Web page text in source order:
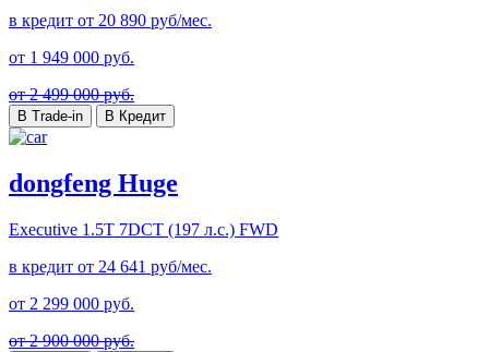
в кредит от 20 890 руб/мес.
от 1 949 000 руб.
от 2 499 000 руб.
В Trade-in В Кредит
dongfeng Huge
Executive 1.5T 7DCT (197 л.с.) FWD
в кредит от 24 641 руб/мес.
от 2 299 000 руб.
от 2 900 000 руб.